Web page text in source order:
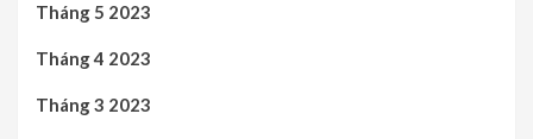
Tháng 5 2023
Tháng 4 2023
Tháng 3 2023